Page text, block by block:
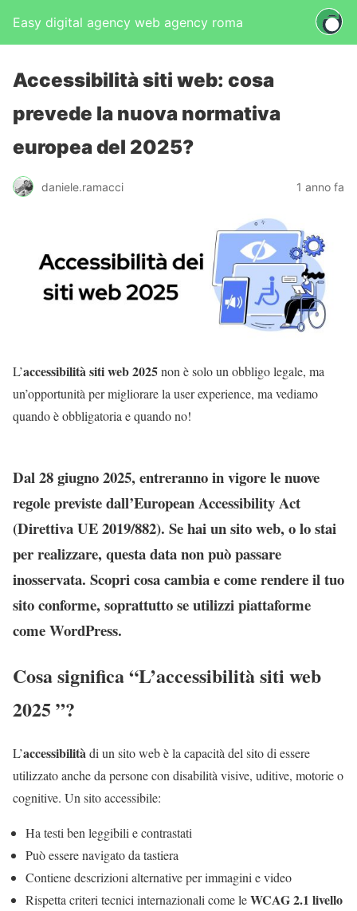
Easy digital agency web agency roma
Accessibilità siti web: cosa
prevede la nuova normativa
europea del 2025?
daniele.ramacci 1 anno fa
L’accessibilità siti web 2025non è solo un obbligo legale, ma
un’opportunità per migliorare la user experience, ma vediamo
quando è obbligatoria e quando no!
Dal28 giugno 2025, entreranno in vigore le nuove
regole previste dall’European Accessibility Act
(Direttiva UE 2019/882). Se hai un sito web, o lo stai
per realizzare, questa data non può passare
inosservata. Scopri cosa cambia e come rendere il tuo
sito conforme, soprattutto se utilizzi piattaforme
come WordPress.
Cosa significa “L’accessibilità siti web
2025 ”?
L’accessibilitàdi un sito web è la capacità del sito di essere
utilizzato anche da persone con disabilità visive, uditive, motorie o
cognitive. Un sito accessibile:
Ha testi ben leggibili e contrastati
Può essere navigato da tastiera
Contiene descrizioni alternative per immagini e video
Rispetta criteri tecnici internazionali come leWCAG 2.1 livello